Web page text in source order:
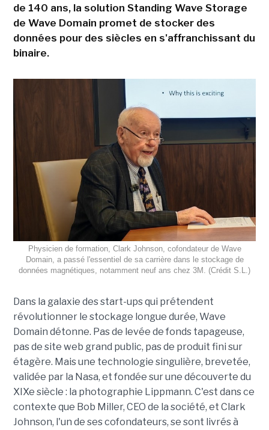
de 140 ans, la solution Standing Wave Storage
de Wave Domain promet de stocker des
données pour des siècles en s'affranchissant du
binaire.
Physicien de formation, Clark Johnson, cofondateur de Wave
Domain, a passé l'essentiel de sa carrière dans le stockage de
données magnétiques, notamment neuf ans chez 3M. (Crédit S.L.)
Dans la galaxie des start-ups qui prétendent
révolutionner le stockage longue durée, Wave
Domain détonne. Pas de levée de fonds tapageuse,
pas de site web grand public, pas de produit fini sur
étagère. Mais une technologie singulière, brevetée,
validée par la Nasa, et fondée sur une découverte du
XIXe siècle : la photographie Lippmann. C'est dans ce
contexte que Bob Miller, CEO de la société, et Clark
Johnson, l'un de ses cofondateurs, se sont livrés à